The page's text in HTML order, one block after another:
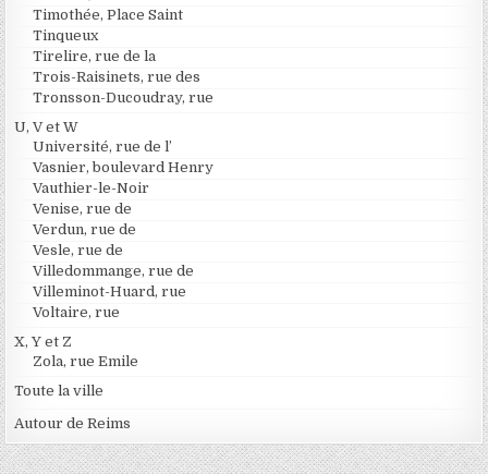
Timothée, Place Saint
Tinqueux
Tirelire, rue de la
Trois-Raisinets, rue des
Tronsson-Ducoudray, rue
U, V et W
Université, rue de l’
Vasnier, boulevard Henry
Vauthier-le-Noir
Venise, rue de
Verdun, rue de
Vesle, rue de
Villedommange, rue de
Villeminot-Huard, rue
Voltaire, rue
X, Y et Z
Zola, rue Emile
Toute la ville
Autour de Reims